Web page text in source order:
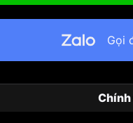
Gọi
Chính